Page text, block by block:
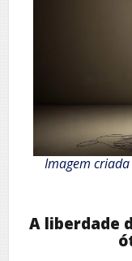
Imagem
A liberdade